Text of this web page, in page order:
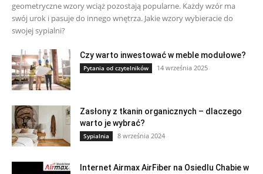
geometryczne wzory wciąż pozostają popularne. Każdy wzór ma
swój urok i pasuje do innego wnętrza. Jakie wzory wybieracie do
swojej sypialni?
Czy warto inwestować w meble modułowe?
Pytania od czytelników 14 września 2025
Zasłony z tkanin organicznych – dlaczego
warto je wybrać?
Sypialnia 8 września 2024
Internet Airmax AirFiber na Osiedlu Chabie w